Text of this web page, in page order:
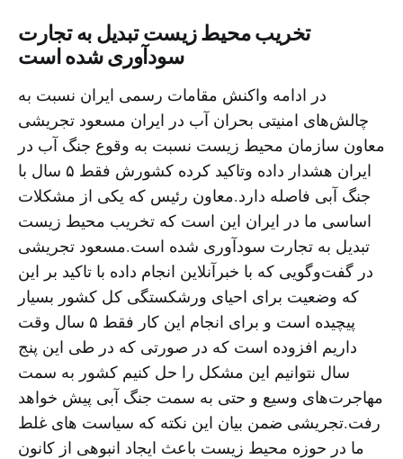
تخریب محیط زیست تبدیل به تجارت
سودآوری شده است
در ادامه واکنش مقامات رسمی ایران نسبت به
چالش‌های امنیتی بحران آب در ایران مسعود تجریشی
معاون سازمان محیط زیست نسبت به وقوع جنگ آب در
ایران هشدار داده وتاکید کرده کشورش فقط ۵ سال با
جنگ آبی فاصله دارد.معاون رئیس که یکی از مشکلات
اساسی ما در ایران این است که تخریب محیط زیست
تبدیل به تجارت سودآوری شده است.مسعود تجریشی
در گفت‌وگویی که با خبرآنلاین انجام داده با تاکید بر این
که وضعیت برای احیای ورشکستگی کل کشور بسیار
پیچیده‌ است و برای انجام این کار فقط ۵ سال وقت
داریم افزوده است که در صورتی که در طی این پنج
سال نتوانیم این مشکل را حل کنیم کشور به سمت
مهاجرت‌های وسیع و حتی به سمت جنگ آبی پیش خواهد
رفت.تجریشی ضمن بیان این نکته که سیاست های غلط
ما در حوزه محیط زیست باعث ایجاد انبوهی از کانون